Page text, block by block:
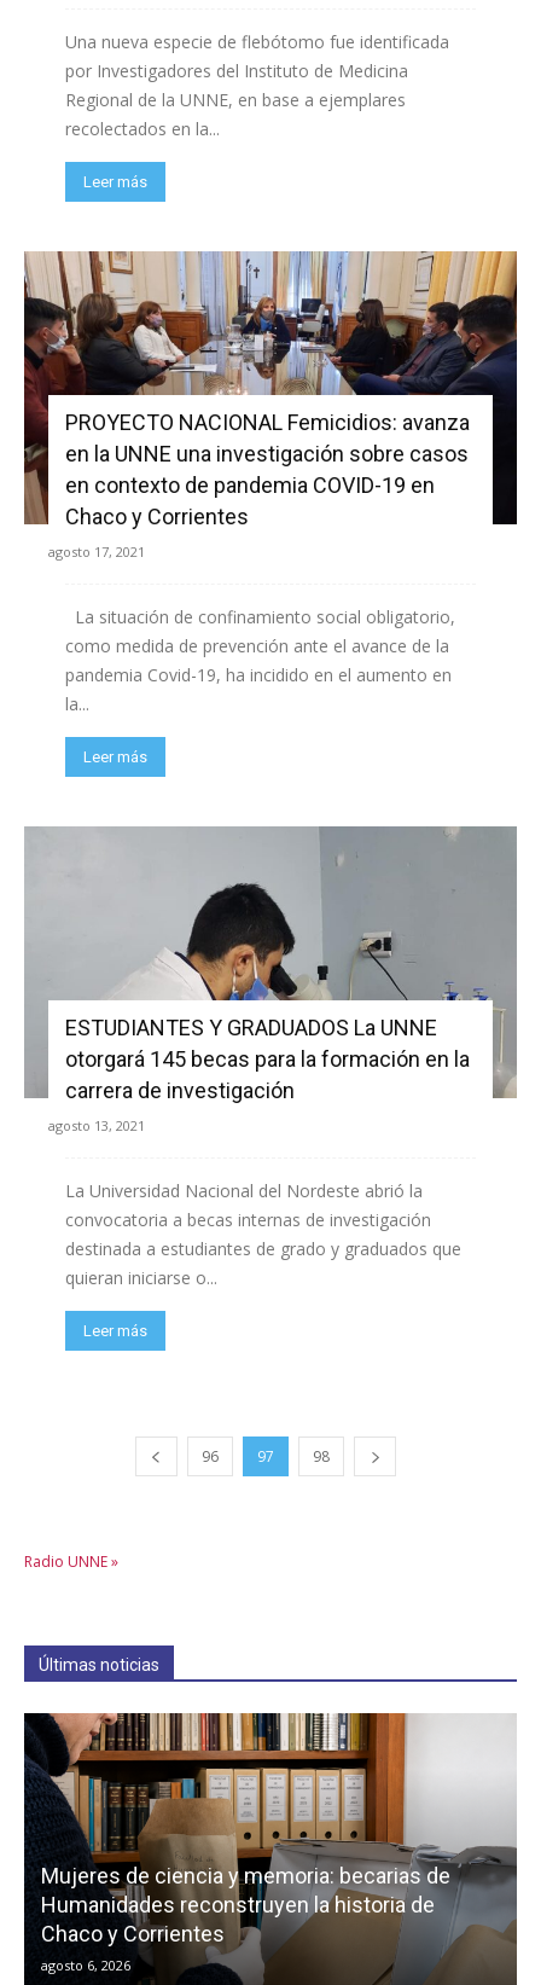
Una nueva especie de flebótomo fue identificada
por Investigadores del Instituto de Medicina
Regional de la UNNE, en base a ejemplares
recolectados en la...
Leer más
PROYECTO NACIONAL Femicidios: avanza
en la UNNE una investigación sobre casos
en contexto de pandemia COVID-19 en
Chaco y Corrientes
agosto 17, 2021
La situación de confinamiento social obligatorio,
como medida de prevención ante el avance de la
pandemia Covid-19, ha incidido en el aumento en
la...
Leer más
ESTUDIANTES Y GRADUADOS La UNNE
otorgará 145 becas para la formación en la
carrera de investigación
agosto 13, 2021
La Universidad Nacional del Nordeste abrió la
convocatoria a becas internas de investigación
destinada a estudiantes de grado y graduados que
quieran iniciarse o...
Leer más
96 97 98
Radio UNNE »
Últimas noticias
Mujeres de ciencia y memoria: becarias de
Humanidades reconstruyen la historia de
Chaco y Corrientes
agosto 6, 2026